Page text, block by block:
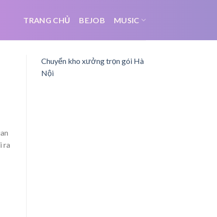
TRANG CHỦ BEJOB MUSIC
ra
Chuyển kho xưởng trọn gói Hà
Nội